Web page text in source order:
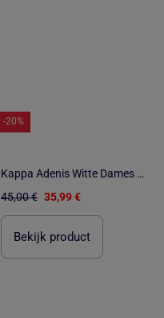
-20%
Kappa Adenis Witte Dames Sneakers
45,00 € 35,99 €
Bekijk product